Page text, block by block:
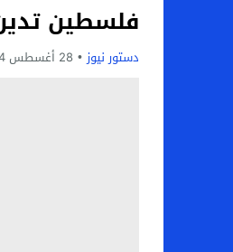
Next
فلسطين تدين
دستور نيوز 28 أغسطس 2024